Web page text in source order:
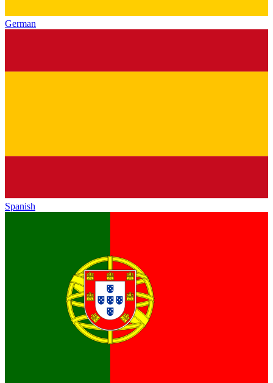
German
Spanish